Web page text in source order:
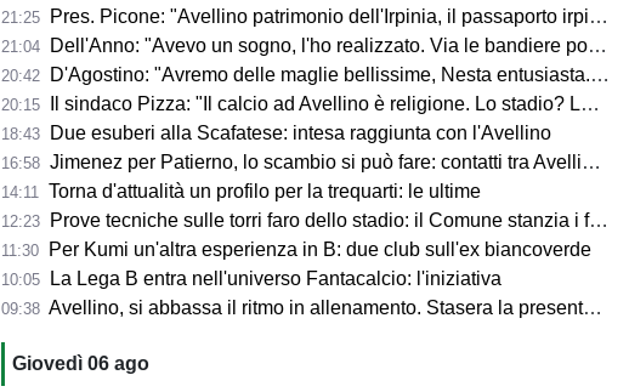
21:25 Pres. Picone: "Avellino patrimonio dell'Irpinia, il passaporto irpino..."
21:04 Dell'Anno: "Avevo un sogno, l'ho realizzato. Via le bandiere politiche..."
20:42 D'Agostino: "Avremo delle maglie bellissime, Nesta entusiasta. Mercato? Ottimo, ma..."
20:15 Il sindaco Pizza: "Il calcio ad Avellino è religione. Lo stadio? Lo faremo..."
18:43 Due esuberi alla Scafatese: intesa raggiunta con l'Avellino
16:58 Jimenez per Patierno, lo scambio si può fare: contatti tra Avellino e Catania
14:11 Torna d'attualità un profilo per la trequarti: le ultime
12:23 Prove tecniche sulle torri faro dello stadio: il Comune stanzia i fondi
11:30 Per Kumi un'altra esperienza in B: due club sull'ex biancoverde
10:05 La Lega B entra nell'universo Fantacalcio: l'iniziativa
09:38 Avellino, si abbassa il ritmo in allenamento. Stasera la presentazione in Piazza
Giovedì 06 ago